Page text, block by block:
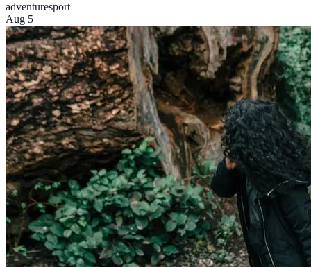
adventuresport
Aug 5